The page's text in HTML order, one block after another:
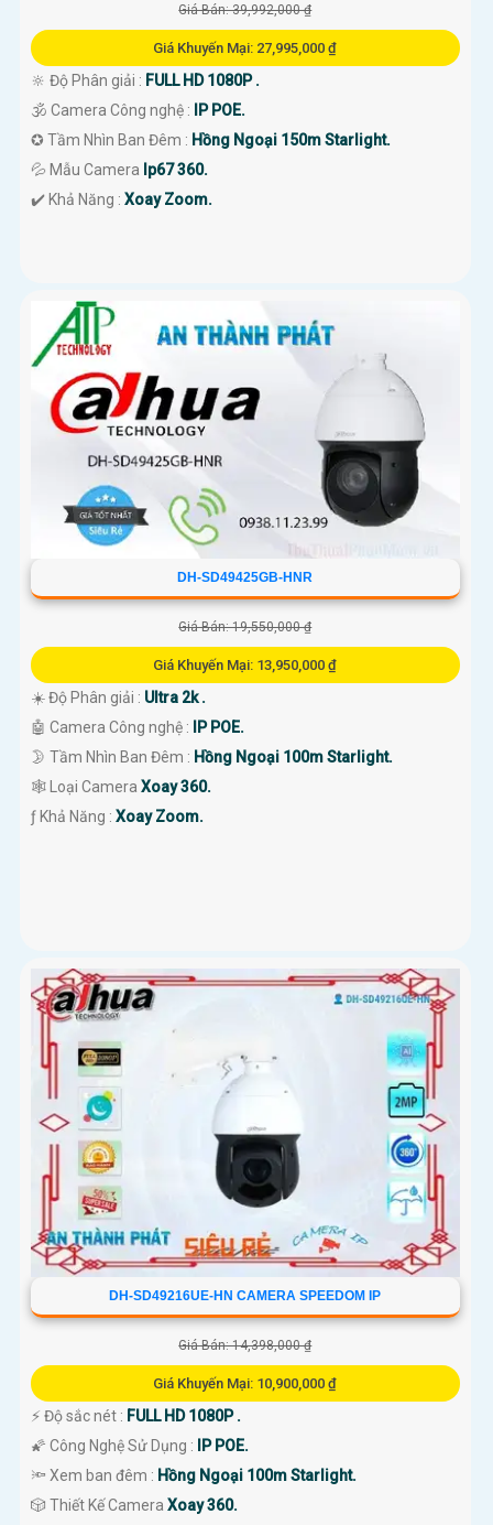
Giá Bán: 39,992,000 ₫
Giá Khuyến Mại: 27,995,000 ₫
🔆 Độ Phân giải : FULL HD 1080P .
🕉️ Camera Công nghệ :
IP POE.
✪ Tầm Nhìn Ban Đêm : Hồng Ngoại 150m Starlight.
💦 Mẫu Camera Ip67 360.
️✔️ Khả Năng : Xoay Zoom.
DH-SD49425GB-HNR
Giá Bán: 19,550,000 ₫
Giá Khuyến Mại: 13,950,000 ₫
☀️ Độ Phân giải : Ultra 2k .
🤖️ Camera Công nghệ : IP POE.
🌛 Tầm Nhìn Ban Đêm : Hồng Ngoại 100m Starlight.
🕸️ Loại Camera Xoay 360.
️ƒ Khả Năng : Xoay Zoom.
DH-SD49216UE-HN CAMERA SPEEDOM IP
Giá Bán: 14,398,000 ₫
Giá Khuyến Mại: 10,900,000 ₫
️⚡ Độ sắc nét : FULL HD 1080P .
🌠 Công Nghệ Sử Dụng :
IP POE.
🔦 Xem ban đêm : Hồng Ngoại 100m Starlight.
🎲 Thiết Kế Camera Xoay 360.